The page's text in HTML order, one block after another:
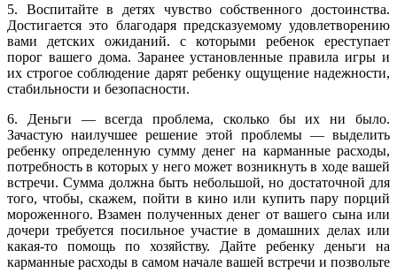
5. Воспитайте в детях чувство собственного достоинства.
Достигается это благодаря предсказуемому удовлетворению
вами детских ожиданий. с которыми ребенок ереступает
порог вашего дома. Заранее установленные правила игры и
их строгое соблюдение дарят ребенку ощущение надежности,
стабильности и безопасности.
6. Деньги — всегда проблема, сколько бы их ни было.
Зачастую наилучшее решение этой проблемы — выделить
ребенку определенную сумму денег на карманные расходы,
потребность в которых у него может возникнуть в ходе вашей
встречи. Сумма должна быть небольшой, но достаточной для
того, чтобы, скажем, пойти в кино или купить пару порций
мороженного. Взамен полученных денег от вашего сына или
дочери требуется посильное участие в домашних делах или
какая-то помощь по хозяйству. Дайте ребенку деньги на
карманные расходы в самом начале вашей встречи и позвольте